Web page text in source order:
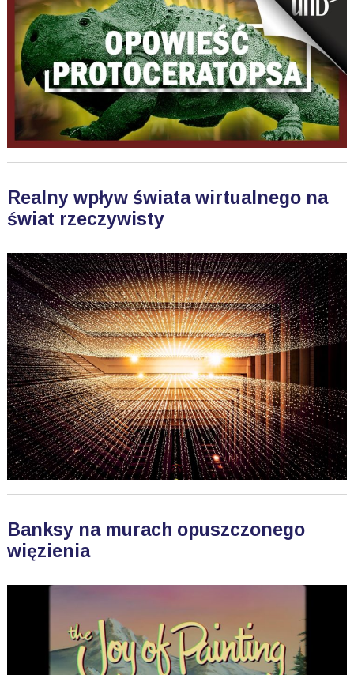
Realny wpływ świata wirtualnego na
świat rzeczywisty
Banksy na murach opuszczonego
więzienia